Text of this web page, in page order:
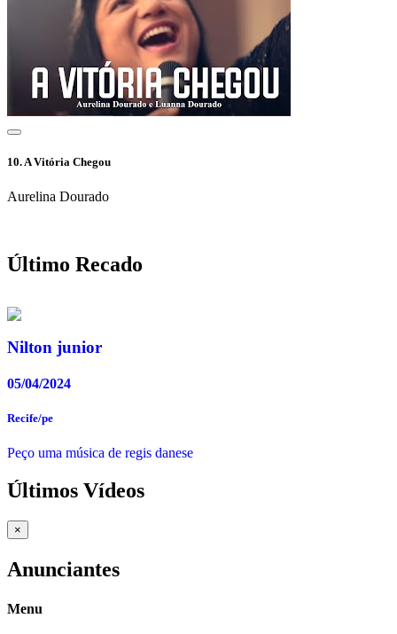
10.A Vitória Chegou
Aurelina Dourado
Último Recado
Nilton junior
05/04/2024
Recife/pe
Peço uma música de regis danese
Últimos Vídeos
×
Anunciantes
Menu